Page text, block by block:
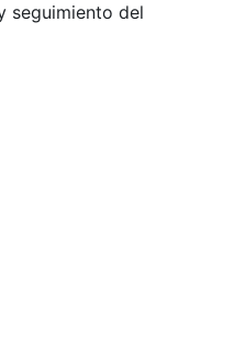
seguimiento del